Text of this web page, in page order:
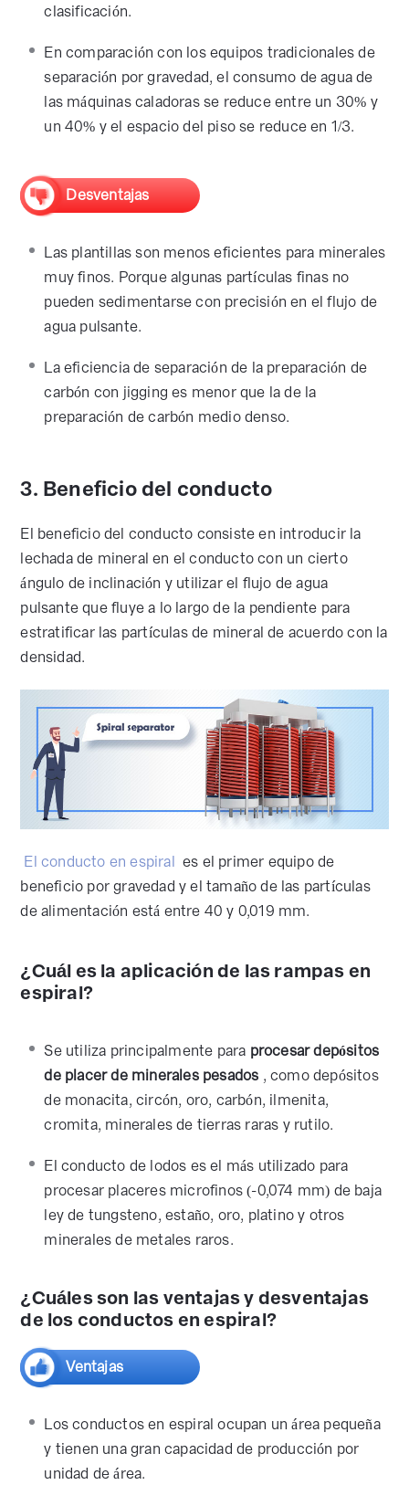
clasificación.
En comparación con los equipos tradicionales de
separación por gravedad, el consumo de agua de
las máquinas caladoras se reduce entre un 30% y
un 40% y el espacio del piso se reduce en 1/3.
Desventajas
Las plantillas son menos eficientes para minerales
muy finos. Porque algunas partículas finas no
pueden sedimentarse con precisión en el flujo de
agua pulsante.
La eficiencia de separación de la preparación de
carbón con jigging es menor que la de la
preparación de carbón medio denso.
3. Beneficio del conducto
El beneficio del conducto consiste en introducir la
lechada de mineral en el conducto con un cierto
ángulo de inclinación y utilizar el flujo de agua
pulsante que fluye a lo largo de la pendiente para
estratificar las partículas de mineral de acuerdo con la
densidad.
El conducto en espiral es el primer equipo de
beneficio por gravedad y el tamaño de las partículas
de alimentación está entre 40 y 0,019 mm.
¿Cuál es la aplicación de las rampas en
espiral?
Se utiliza principalmente para procesar depósitos
de placer de minerales pesados , como depósitos
de monacita, circón, oro, carbón, ilmenita,
cromita, minerales de tierras raras y rutilo.
El conducto de lodos es el más utilizado para
procesar placeres microfinos (-0,074 mm) de baja
ley de tungsteno, estaño, oro, platino y otros
minerales de metales raros.
¿Cuáles son las ventajas y desventajas
de los conductos en espiral?
Ventajas
Los conductos en espiral ocupan un área pequeña
y tienen una gran capacidad de producción por
unidad de área.